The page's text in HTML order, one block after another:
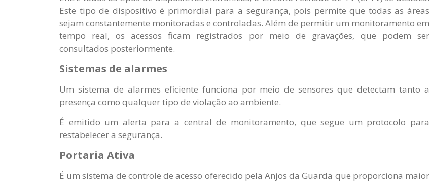
Este tipo de dispositivo é primordial para a segurança, pois permite que todas as áreas
sejam constantemente monitoradas e controladas. Além de permitir um monitoramento em
tempo real, os acessos ficam registrados por meio de gravações, que podem ser
consultados posteriormente.
Sistemas de alarmes
Um sistema de alarmes eficiente funciona por meio de sensores que detectam tanto a
presença como qualquer tipo de violação ao ambiente.
É emitido um alerta para a central de monitoramento, que segue um protocolo para
restabelecer a segurança.
Portaria Ativa
É um sistema de controle de acesso oferecido pela Anjos da Guarda que proporciona maior